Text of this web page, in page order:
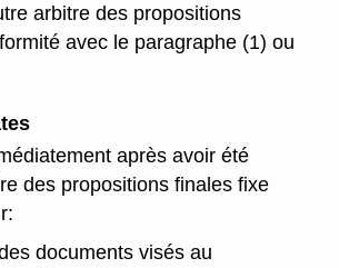
arbitre des propositions
avec le paragraphe (1) ou
après avoir été
des propositions finales fixe
documents visés au